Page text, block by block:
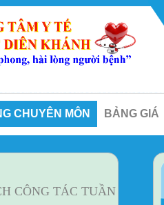
CHUYÊN MÔN BẢNG GIÁ
CÔNG TÁC TUẦN